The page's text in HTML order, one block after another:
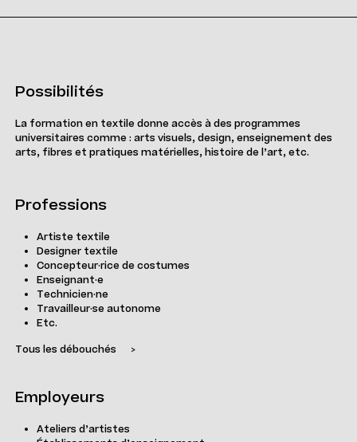
Possibilités
La formation en textile donne accès à des programmes
universitaires comme : arts visuels, design, enseignement des
arts, fibres et pratiques matérielles, histoire de l’art, etc.
Professions
Artiste textile
Designer textile
Concepteur·rice de costumes
Enseignant·e
Technicien·ne
Travailleur·se autonome
Etc.
Tous les débouchés
>
Employeurs
Ateliers d’artistes